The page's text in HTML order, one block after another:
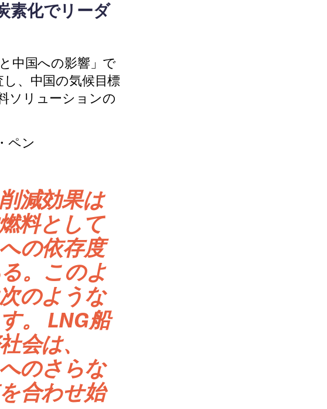
素化でリーダ
中国への影響」で
、中国の気候目標
ソリューションの
ペン
減効果は
料として
の依存度
。このよ
のような
。 LNG船
会は、
のさらな
合わせ始